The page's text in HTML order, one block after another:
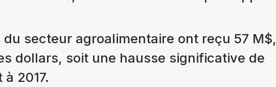
secteur agroalimentaire ont reçu 57 M$,
dollars, soit une hausse significative de
2017.